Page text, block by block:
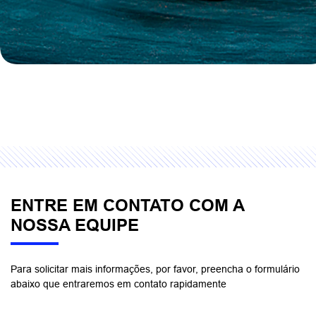
ENTRE EM CONTATO COM A
NOSSA EQUIPE
Para solicitar mais informações, por favor, preencha o formulário
abaixo que entraremos em contato rapidamente